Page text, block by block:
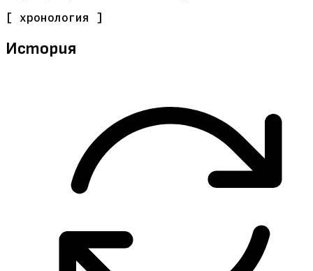
[ хронология ]
История